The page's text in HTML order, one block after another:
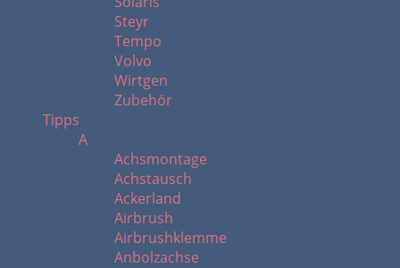
Steyr
Tempo
Volvo
Wirtgen
Zubehör
Tipps
A
Achsmontage
Achstausch
Ackerland
Airbrush
Airbrushklemme
Anbolzachse